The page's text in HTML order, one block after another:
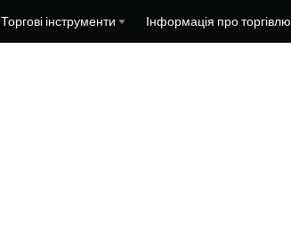
Торгові інструменти Інформація про торгівлю